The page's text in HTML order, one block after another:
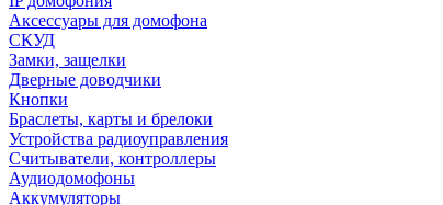
Аксессуары для домофона
СКУД
Замки, защелки
Дверные доводчики
Кнопки
Браслеты, карты и брелоки
Устройства радиоуправления
Считыватели, контроллеры
Аудиодомофоны
Аккумуляторы